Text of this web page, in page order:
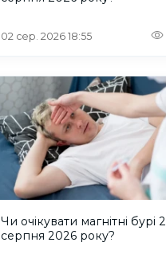
02 сер. 2026 18:55
Чи очікувати магнітні бурі 2
серпня 2026 року?